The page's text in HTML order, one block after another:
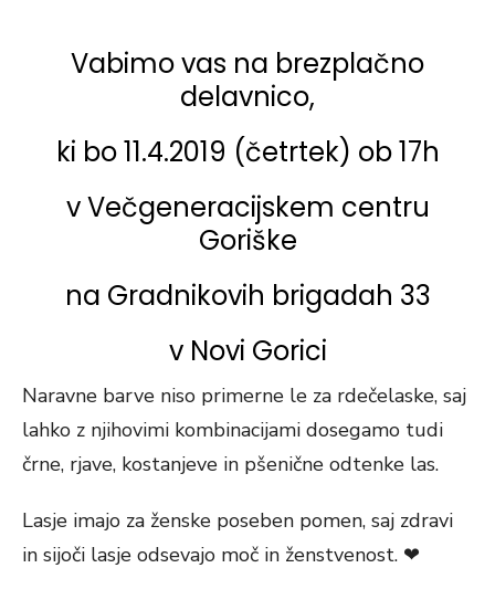
Vabimo vas na brezplačno
delavnico,
ki bo 11.4.2019 (četrtek) ob 17h
v Večgeneracijskem centru
Goriške
na Gradnikovih brigadah 33
v Novi Gorici
Naravne barve niso primerne le za rdečelaske, saj
lahko z njihovimi kombinacijami dosegamo tudi
črne, rjave, kostanjeve in pšenične odtenke las.
Lasje imajo za ženske poseben pomen, saj zdravi
in sijoči lasje odsevajo moč in ženstvenost. ❤